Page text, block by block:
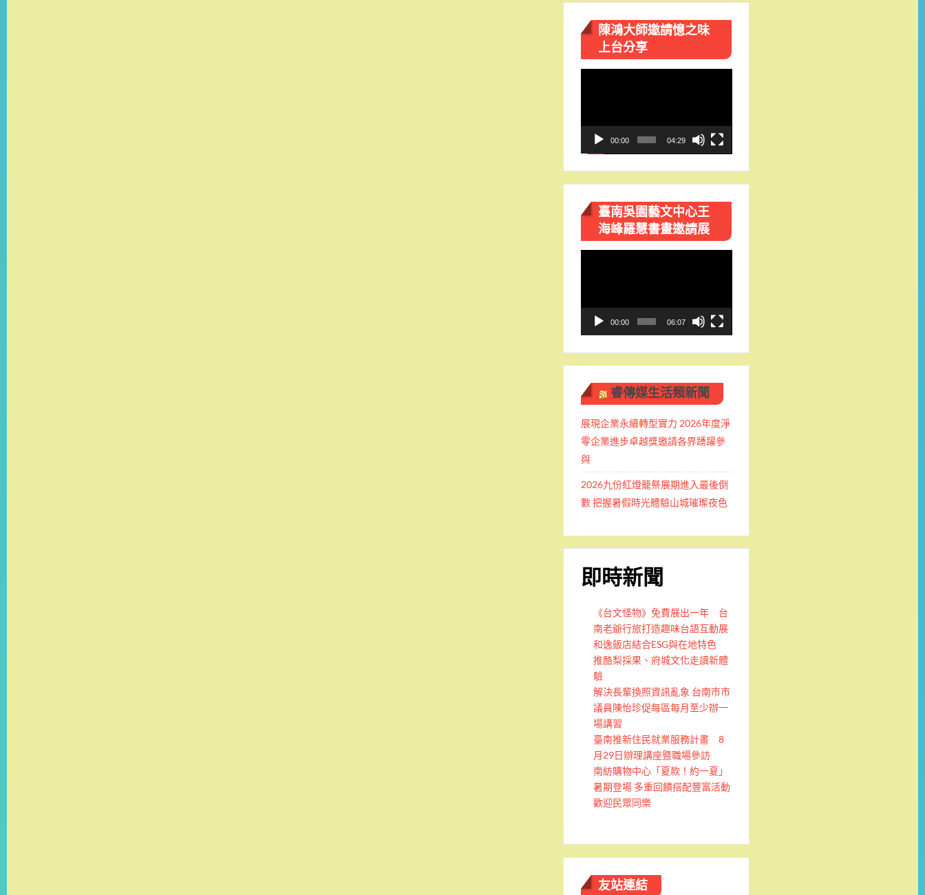
陳鴻大師邀請憶之味
上台分享
放
00:00 04:29
臺南吳園藝文中心王
海峰羅慧書畫邀請展
00:00 06:07
睿傳媒生活類新聞
展現企業永續轉型實力 2026年度淨
零企業進步卓越獎邀請各界踴躍參
與
2026九份紅燈籠祭展期進入最後倒
數 把握暑假時光體驗山城璀璨夜色
即時新聞
《台文怪物》免費展出一年 台
南老爺行旅打造趣味台語互動展
和逸飯店結合ESG與在地特色
推酪梨採果、府城文化走讀新體
驗
解決長輩換照資訊亂象 台南市市
議員陳怡珍促每區每月至少辦一
場講習
臺南推新住民就業服務計畫 8
月29日辦理講座暨職場參訪
南紡購物中心「夏款！約一夏」
暑期登場 多重回饋搭配豐富活動
歡迎民眾同樂
友站連結